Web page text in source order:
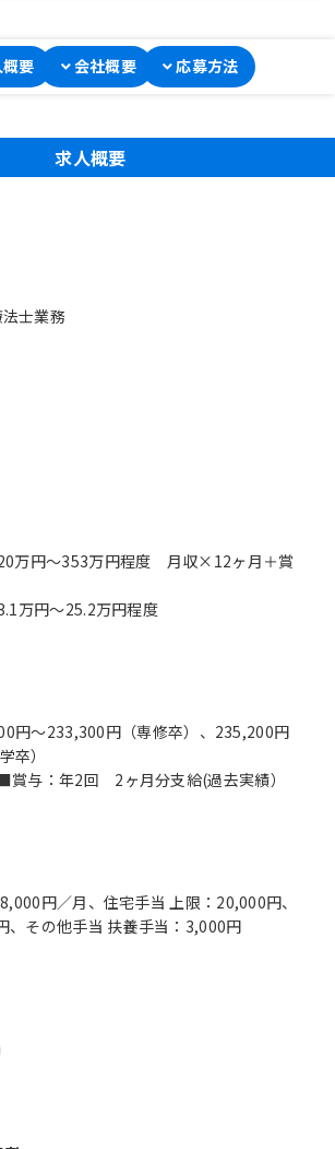
要 会社概要 応募方法
求人概要
万円〜353万円程度 月収×12ヶ月＋賞
万円〜25.2万円程度
円～233,300円（専修卒）、235,200円
卒）
与：年2回 2ヶ月分支給(過去実績）
円／月、住宅手当 上限：20,000円、
、その他手当 扶養手当：3,000円